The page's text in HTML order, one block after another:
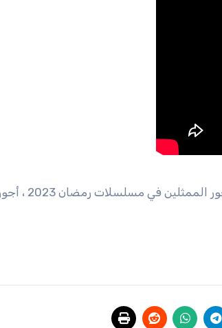
أجور الفنانين في مسلسلات رمضان 2023